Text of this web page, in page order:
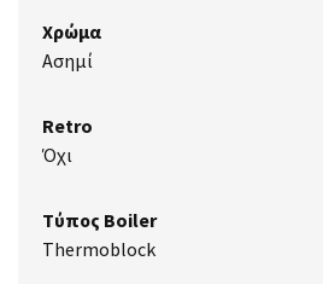
Χρώμα
Ασημί
Retro
Όχι
Τύπος Boiler
Thermoblock